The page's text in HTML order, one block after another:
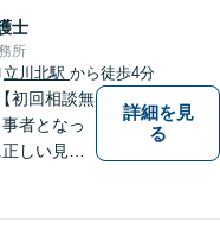
◆弁護士
はいくら
士
所
立川北駅 から徒歩4分
初回相談無
者となっ
しい見通
詳細を見
る